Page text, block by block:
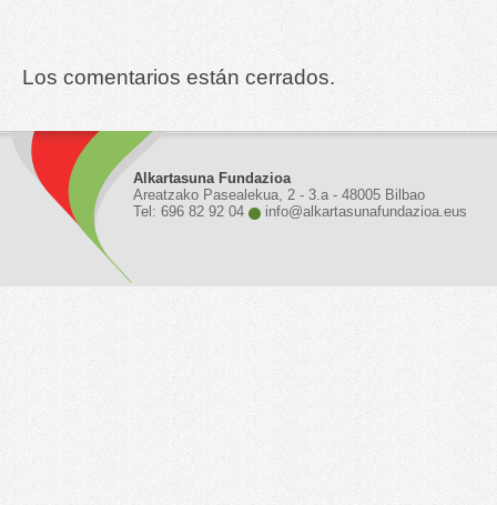
Los comentarios están cerrados.
Alkartasuna Fundazioa
Areatzako Pasealekua, 2 - 3.a - 48005 Bilbao
Tel: 696 82 92 04
info@alkartasunafundazioa.eus